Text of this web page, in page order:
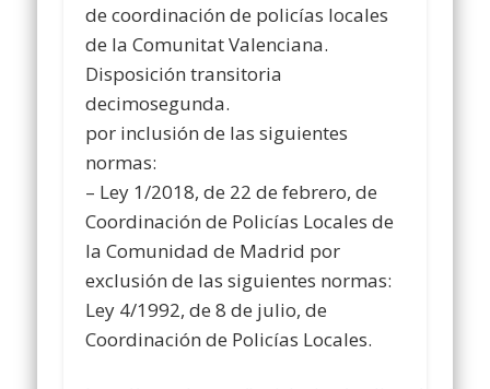
de coordinación de policías locales
de la Comunitat Valenciana.
Disposición transitoria
decimosegunda.
por inclusión de las siguientes
normas:
– Ley 1/2018, de 22 de febrero, de
Coordinación de Policías Locales de
la Comunidad de Madrid por
exclusión de las siguientes normas:
Ley 4/1992, de 8 de julio, de
Coordinación de Policías Locales.